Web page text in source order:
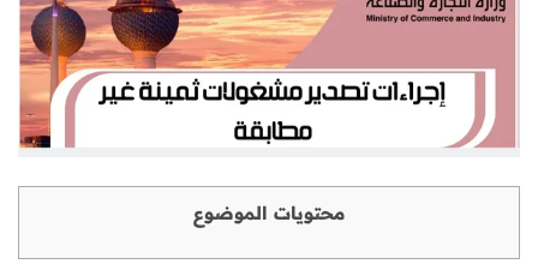
محتويات الموضوع